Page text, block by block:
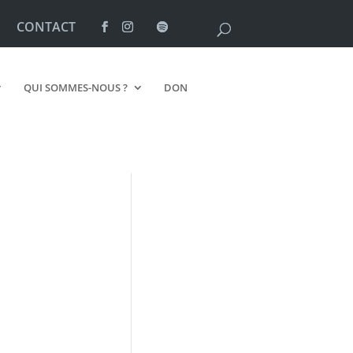
CONTACT
QUI SOMMES-NOUS ? DON